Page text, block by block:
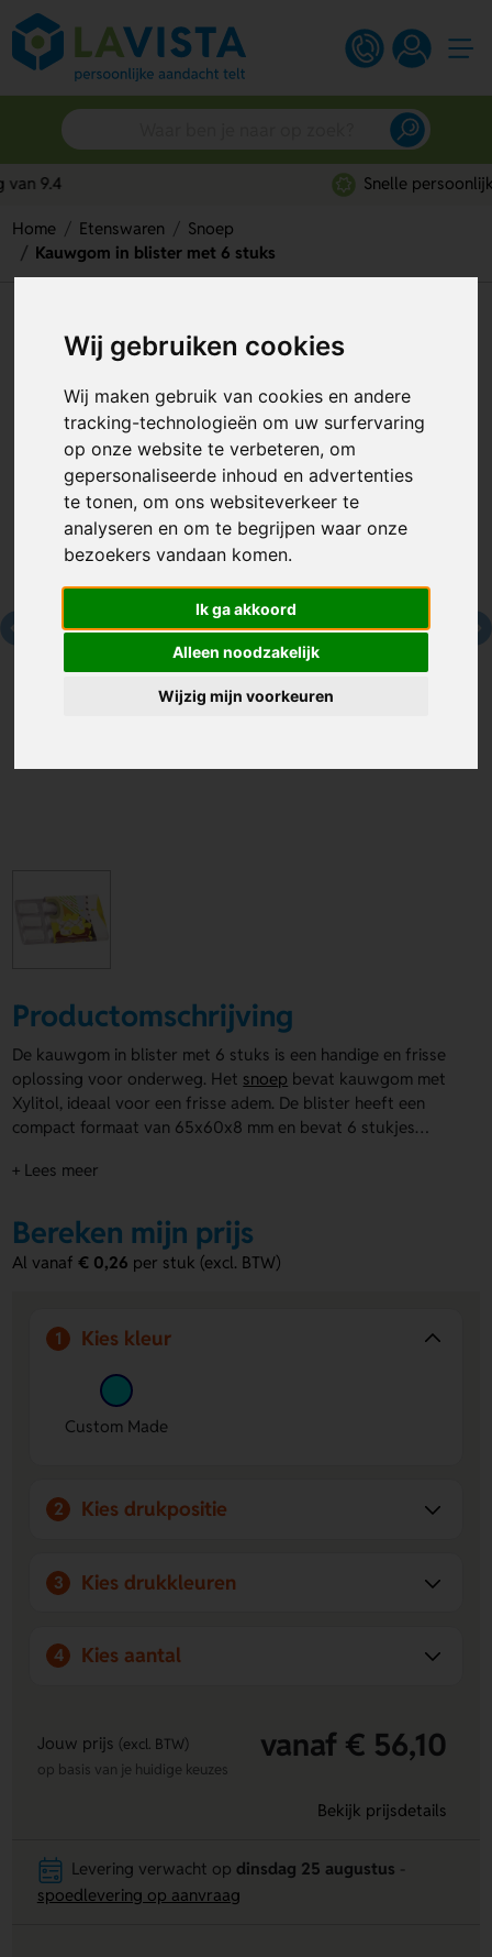
Wij gebruiken cookies
Wij maken gebruik van cookies en andere
tracking-technologieën om uw surfervaring
op onze website te verbeteren, om
gepersonaliseerde inhoud en advertenties
te tonen, om ons websiteverkeer te
analyseren en om te begrijpen waar onze
bezoekers vandaan komen.
Ik ga akkoord
Alleen noodzakelijk
Wijzig mijn voorkeuren
Snelle persoonlijke service
Home Etenswaren
Snoep
Kauwgom in blister met 6 stuks
Kauwgom in blister met 6 stuks
Artikelnummer:
Productomschrijving
De kauwgom in blister met 6 stuks is een handige en frisse
oplossing voor onderweg. Het snoep bevat kauwgom met
Xylitol, ideaal voor een frisse adem. De blister heeft een
compact formaat van 65x60x8 mm en bevat 6 stukjes
kartonnen huls, die volledig in kleur te personaliseren is. Zo
product is ideaal als promotiemateriaal of relatiegeschenk.
Maak indruk met de Kauwgom in blister met 6 stuks en geef
je klanten een praktische en smakelijke attentie.
+ Lees meer
Bereken mijn prijs
Al vanaf€ 0,26 per stuk (excl. BTW)
1 Kies kleur
Custom Made
2 Kies drukpositie
3 Kies drukkleuren
4 Kies aantal
Jouw prijs (excl. BTW) vanaf € 56,10
op basis van je huidige keuzes
Bekijk prijsdetails
Levering verwacht op dinsdag 25 augustus
spoedlevering op aanvraag